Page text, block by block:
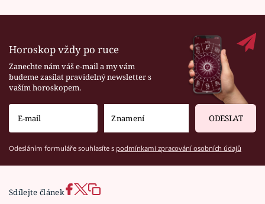
Horoskop vždy po ruce
Zanechte nám váš e-mail a my vám
budeme zasílat pravidelný newsletter s
vaším horoskopem.
ODESLAT
Odesláním formuláře souhlasíte s podmínkami zpracování osobních údajů
Sdílejte článek